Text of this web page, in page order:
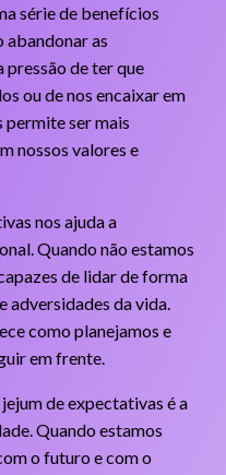
série de benefícios
abandonar as
de ter que
ou de nos encaixar em
permite ser mais
nossos valores e
nos ajuda a
Quando não estamos
de lidar de forma
adversidades da vida.
como planejamos e
em frente.
de expectativas é a
Quando estamos
o futuro e com o